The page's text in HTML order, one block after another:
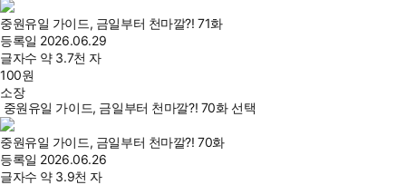
중원유일 가이드, 금일부터 천마깔?! 71화
등록일 2026.06.29
글자수 약 3.7천 자
100원
소장
중원유일 가이드, 금일부터 천마깔?! 70화 선택
중원유일 가이드, 금일부터 천마깔?! 70화
등록일 2026.06.26
글자수 약 3.9천 자